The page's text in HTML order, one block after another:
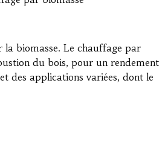
la biomasse. Le chauffage par
du bois, pour un rendement
des applications variées, dont le